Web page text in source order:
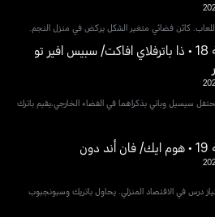
كائن فضائي متغير الشكل يركض في منزل النجم.
حلقة 18 • ذا باترفلاي افاكت/ سبيس افير تو
سيسيل وباني بذكراهما في الفضاء الخارجي،يقيم باترك
درس في الاقتصاد المنزلي. يحاول باتريك وسبونجبوب